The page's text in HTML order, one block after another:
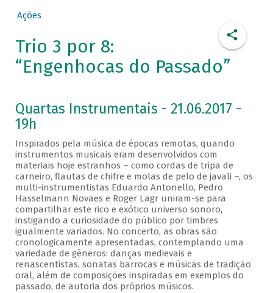
Ações
Trio 3 por 8:
“Engenhocas do Passado”
Quartas Instrumentais - 21.06.2017 -
19h
Inspirados pela música de épocas remotas, quando
instrumentos musicais eram desenvolvidos com
materiais hoje estranhos – como cordas de tripa de
carneiro, flautas de chifre e molas de pelo de javali –, os
multi-instrumentistas Eduardo Antonello, Pedro
Hasselmann Novaes e Roger Lagr uniram-se para
compartilhar este rico e exótico universo sonoro,
instigando a curiosidade do público por timbres
igualmente variados. No concerto, as obras são
cronologicamente apresentadas, contemplando uma
variedade de gêneros: danças medievais e
renascentistas, sonatas barrocas e músicas de tradição
oral, além de composições inspiradas em exemplos do
passado, de autoria dos próprios músicos.